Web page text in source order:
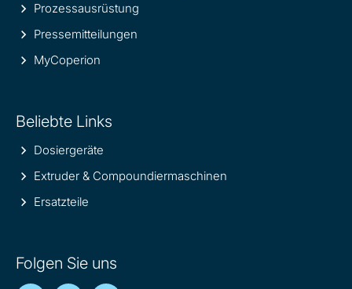
Prozessausrüstung
Pressemitteilungen
MyCoperion
Beliebte Links
Dosiergeräte
Extruder & Compoundiermaschinen
Ersatzteile
Folgen Sie uns